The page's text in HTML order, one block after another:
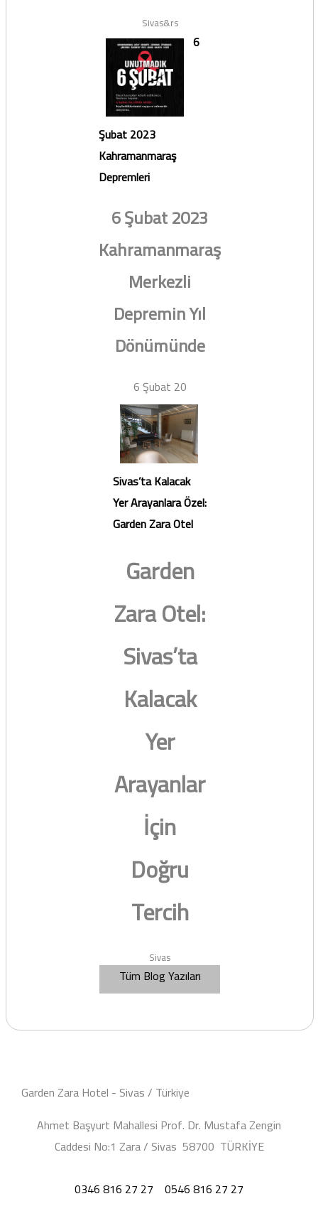
Sivas&rs
6
Şubat 2023
Kahramanmaraş
Depremleri
6 Şubat 2023
Kahramanmaraş
Merkezli
Depremin Yıl
Dönümünde
6 Şubat 20
Sivas’ta Kalacak
Yer Arayanlara Özel:
Garden Zara Otel
Garden
Zara Otel:
Sivas’ta
Kalacak
Yer
Arayanlar
İçin
Doğru
Tercih
Sivas
Tüm Blog Yazıları
Garden Zara Hotel - Sivas / Türkiye
Ahmet Başyurt Mahallesi Prof. Dr. Mustafa Zengin
Caddesi No:1 Zara / Sivas 58700 TÜRKİYE
0346 816 27 27 0546 816 27 27